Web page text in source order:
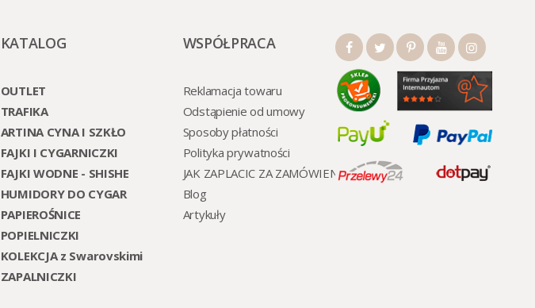
KATALOG
OUTLET
TRAFIKA
ARTINA CYNA I SZKŁO
FAJKI I CYGARNICZKI
FAJKI WODNE - SHISHE
HUMIDORY DO CYGAR
PAPIEROŚNICE
POPIELNICZKI
KOLEKCJA z Swarovskimi
ZAPALNICZKI
WSPÓŁPRACA
Reklamacja towaru
Odstąpienie od umowy
Sposoby płatności
Polityka prywatności
JAK ZAPLACIC ZA ZAMÓWIENI
Blog
Artykuły